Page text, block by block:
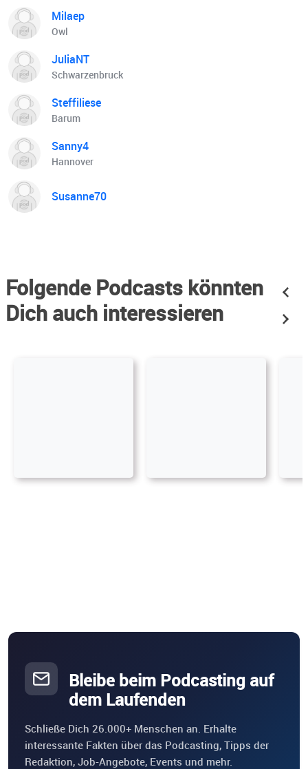
Milaep
Owl
JuliaNT
Schwarzenbruck
Steffiliese
Barum
Sanny4
Hannover
Susanne70
Folgende Podcasts könnten
Dich auch interessieren
Bleibe beim Podcasting auf
dem Laufenden
Schließe Dich 26.000+ Menschen an. Erhalte
interessante Fakten über das Podcasting, Tipps der
Redaktion, Job-Angebote, Events und mehr.